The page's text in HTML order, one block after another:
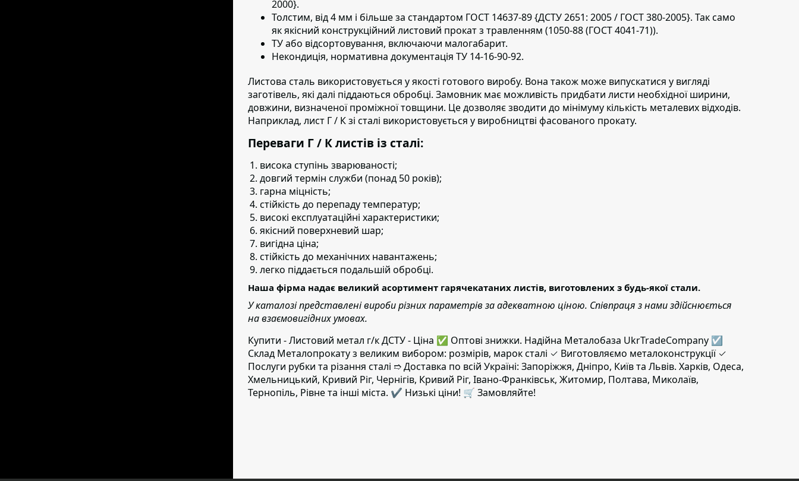
2000}.
Толстим, від 4 мм і більше за стандартом ГОСТ 14637-89 {ДСТУ 2651: 2005 / ГОСТ 380-2005}. Так само
як якісний конструкційний листовий прокат з травленням (1050-88 (ГОСТ 4041-71)).
ТУ або відсортовування, включаючи малогабарит.
Некондиція, нормативна документація ТУ 14-16-90-92.
Листова сталь використовується у якості готового виробу. Вона також може випускатися у вигляді
заготівель, які далі піддаються обробці. Замовник має можливість придбати листи необхідної ширини,
довжини, визначеної проміжної товщини. Це дозволяє зводити до мінімуму кількість металевих відходів.
Наприклад, лист Г / К зі сталі використовується у виробництві фасованого прокату.
Переваги Г / К листів із сталі:
висока ступінь зварюваності;
довгий термін служби (понад 50 років);
гарна міцність;
стійкість до перепаду температур;
високі експлуатаційні характеристики;
якісний поверхневий шар;
вигідна ціна;
стійкість до механічних навантажень;
легко піддається подальшій обробці.
Наша фірма надає великий асортимент гарячекатаних листів, виготовлених з будь-якої стали.
У каталозі представлені вироби різних параметрів за адекватною ціною. Співпраця з нами здійснюється
на взаємовигідних умовах.
Купити - Листовий метал г/к ДСТУ - Ціна ✅️ Оптові знижки. Надійна Металобаза UkrTradeCompany ☑
Склад Металопрокату з великим вибором: розмірів, марок сталі ✓ Виготовляємо металоконструкції ✓
Послуги рубки та різання сталі ➱ Доставка по всій Україні: Запоріжжя, Дніпро, Київ та Львів. Харків, Одеса,
Хмельницький, Кривий Ріг, Чернігів, Кривий Ріг, Івано-Франківськ, Житомир, Полтава, Миколаїв,
Тернопіль, Рівне та інші міста. ✔️ Низькі ціни! 🛒 Замовляйте!